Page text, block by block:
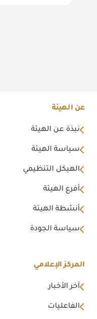
عن الهيئة
نبذة عن الهيئة
سياسة الهيئة
الهيكل التنظيمي
أفرع الهيئة
أنشطة الهيئة
سياسة الجودة
المركز الإعلامي
آخر الأخبار
الفاعليات